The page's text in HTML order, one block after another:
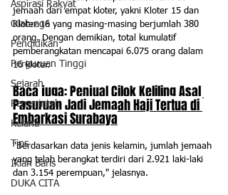
Aspirasi Rakyat
Olahraga
Pendidikan
Perguruan Tinggi
Sejarah
Pemerintah
Kelana
Tips
Iklan Baris
DUKA CITA
jemaah dari empat kloter, yakni Kloter 15 dan
Kloter 16 yang masing-masing berjumlah 380
orang. Dengan demikian, total kumulatif
pemberangkatan mencapai 6.075 orang dalam
16 kloter.
Baca juga: Penjual Cilok Keliling Asal
Pasuruan Jadi Jemaah Haji Tertua di
Embarkasi Surabaya
"Berdasarkan data jenis kelamin, jumlah jemaah
yang telah berangkat terdiri dari 2.921 laki-laki
dan 3.154 perempuan," jelasnya.